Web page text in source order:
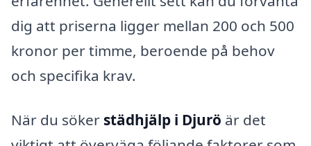
dig att priserna ligger mellan 200 och 500
kronor per timme, beroende på behov
och specifika krav.
När du söker städhjälp i Djurö är det